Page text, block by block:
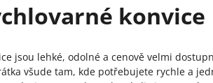
konvice
jsou lehké, odolné a cenově velmi
všude tam, kde potřebujete rychle a